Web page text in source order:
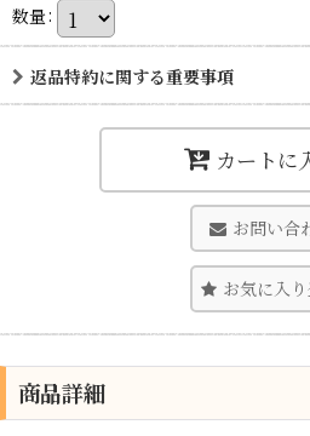
数量:
返品特約に関する重要事項
カートに
お問い合
お気に入
商品詳細